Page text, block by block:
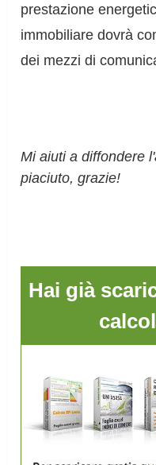
prestazione
immobiliare dovrà
dei mezzi di
Mi aiuti a diffondere
piaciuto, grazie!
Hai già